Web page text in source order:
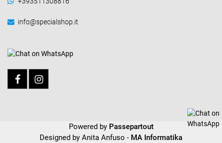
info@specialshop.it
Powered by Passepartout
Designed by Anita Anfuso - MA Informatika